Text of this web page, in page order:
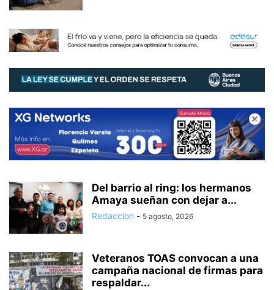
Del barrio al ring: los hermanos
Amaya sueñan con dejar a...
Redaccion - 5 agosto, 2026
Veteranos TOAS convocan a una
campaña nacional de firmas para
respaldar...